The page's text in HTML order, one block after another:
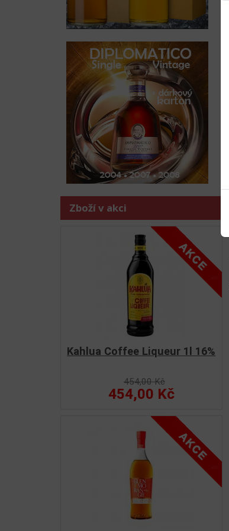
Zboží v akci
Kahlua Coffee Liqueur 1l 16%
454,00 Kč
454,00 Kč